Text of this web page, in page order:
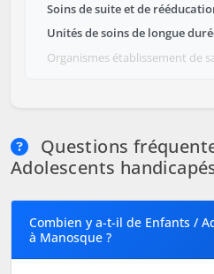
Soins de suite et de
Unités de soins de longue
Organismes établissement de
Questions
Adolescents
Combien y a-t-il de Enfants /
à Manosque ?